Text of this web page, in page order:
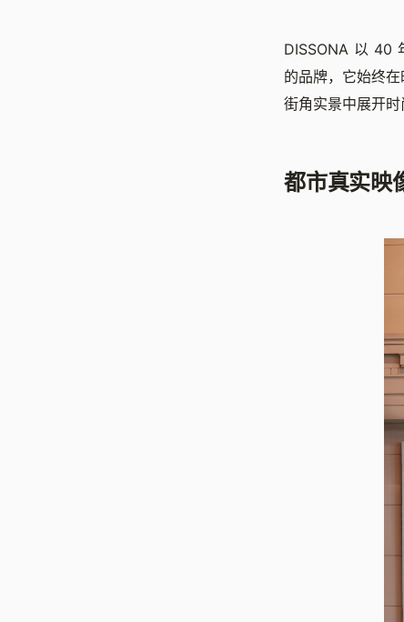
DISSONA 以 40
的品牌，它始终
街角实景中展开
都市真实映